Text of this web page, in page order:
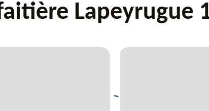
Lapeyrugue